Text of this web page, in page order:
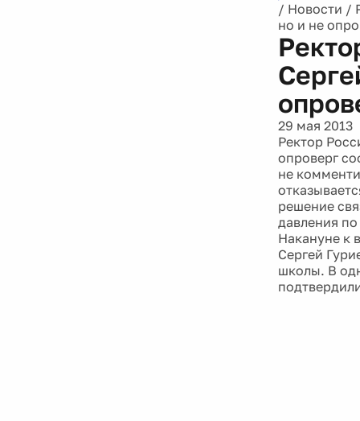
/ Новости /
но и не
29 мая 2013
Ректор
опроверг
не
решение
давления
Накануне к
Сергей
школы. В